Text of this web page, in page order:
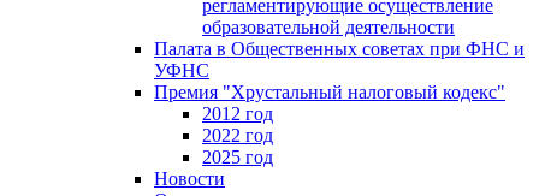
регламентирующие осуществление
образовательной деятельности
Палата в Общественных советах при ФНС и
УФНС
Премия "Хрустальный налоговый кодекс"
2012 год
2022 год
2025 год
Новости